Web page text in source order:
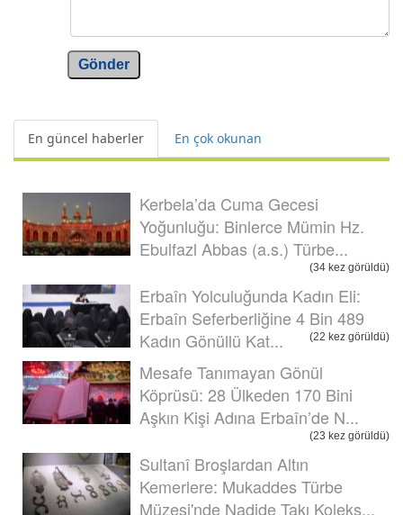
Gönder
En güncel haberler En çok okunan
Kerbela’da Cuma Gecesi
Yoğunluğu: Binlerce Mümin Hz.
Ebulfazl Abbas (a.s.) Türbe...
(34 kez görüldü)
Erbaîn Yolculuğunda Kadın Eli:
Erbaîn Seferberliğine 4 Bin 489
Kadın Gönüllü Kat...
(22 kez görüldü)
Mesafe Tanımayan Gönül
Köprüsü: 28 Ülkeden 170 Bini
Aşkın Kişi Adına Erbaîn’de N...
(23 kez görüldü)
Sultanî Broşlardan Altın
Kemerlere: Mukaddes Türbe
Müzesi'nde Nadide Takı Koleks...